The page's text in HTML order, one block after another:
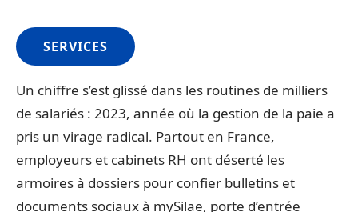
SERVICES
Un chiffre s’est glissé dans les routines de milliers
de salariés : 2023, année où la gestion de la paie a
pris un virage radical. Partout en France,
employeurs et cabinets RH ont déserté les
armoires à dossiers pour confier bulletins et
documents sociaux à mySilae, porte d’entrée